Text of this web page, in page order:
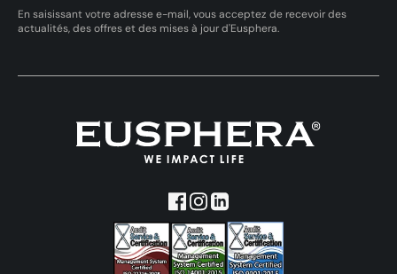
En saisissant votre adresse e-mail, vous acceptez de recevoir des
actualités, des offres et des mises à jour d'Eusphera.